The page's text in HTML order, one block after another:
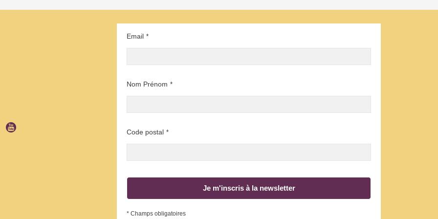
Email *
Nom Prénom *
Code postal *
Je m'inscris à la newsletter
* Champs obligatoires